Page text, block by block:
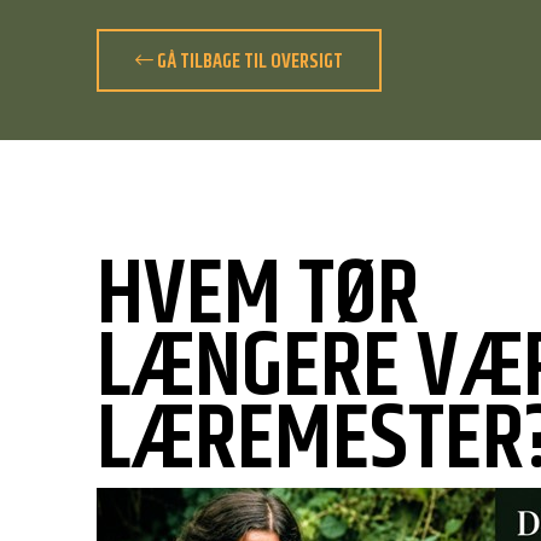
GÅ TILBAGE TIL OVERSIGT
HVEM TØR
LÆNGERE